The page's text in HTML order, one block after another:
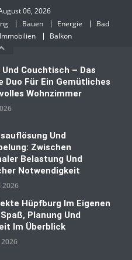
06, 2026
Bauen Energie
Bad
Immobilien Balkon
Und Couchtisch – Das
Duo Für Ein Gemütliches
Wohnzimmer
Und
Zwischen
Belastung Und
Notwendigkeit
2026
Hüpfburg Im Eigenen
Planung Und
Im Überblick